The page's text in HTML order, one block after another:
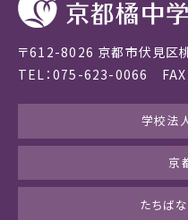
〒612-8026 京都市伏見区
TEL：075-623-0066 FAX
学校法
京
たちば